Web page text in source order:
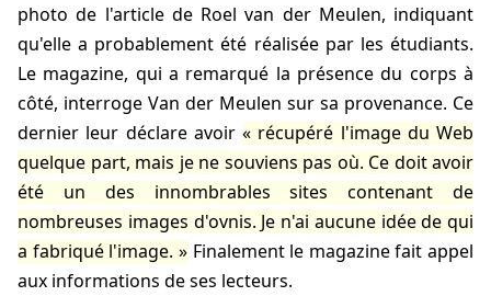
photo de l'article de Roel van der Meulen, indiquant
qu'elle a probablement été réalisée par les étudiants.
Le magazine, qui a remarqué la présence du corps à
côté, interroge Van der Meulen sur sa provenance. Ce
dernier leur déclare avoir
récupéré l'image du Web
quelque part, mais je ne souviens pas où. Ce doit avoir
été un des innombrables sites contenant de
nombreuses images d'ovnis. Je n'ai aucune idée de qui
a fabriqué l'image.
Finalement le magazine fait appel
aux informations de ses lecteurs.